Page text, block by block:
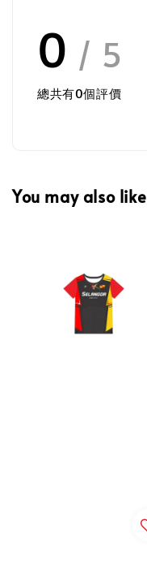
0 / 5
總共有0個評價
You may also like